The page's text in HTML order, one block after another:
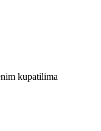
kupatilima